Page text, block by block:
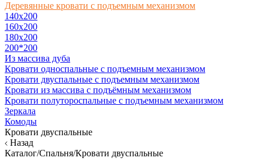
Деревянные кровати с подъемным механизмом
140x200
160х200
180х200
200*200
Из массива дуба
Кровати односпальные с подъемным механизмом
Кровати двуспальные с подъемным механизмом
Кровати из массива с подъёмным механизмом
Кровати полутороспальные с подъемным механизмом
Зеркала
Комоды
Кровати двуспальные
Назад
Каталог/Спальня/Кровати двуспальные